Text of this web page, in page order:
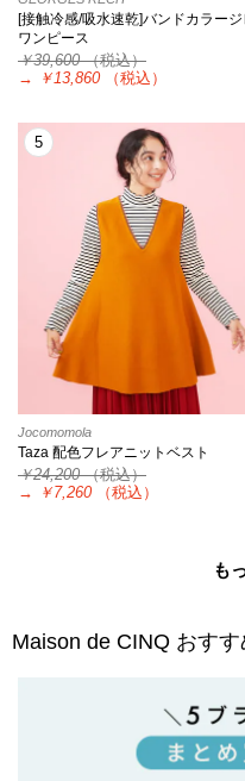
[接触冷感/吸水速乾]バンドカラージ
ワンピース
￥39,600（税込）
→
￥13,860 （税込）
5
Jocomomola
Taza 配色フレアニットベスト
￥24,200（税込）
→
￥7,260 （税込）
も
Maison de CINQ おす